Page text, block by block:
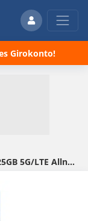
Girokonto!
o2 Connect! (Trade-In | o2 Mobile M)